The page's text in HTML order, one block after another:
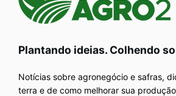
Plantando ideias. Colhendo
Notícias sobre agronegócio e safras,
terra e de como melhorar sua